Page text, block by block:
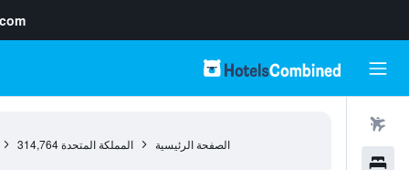
الصفحة الرئيسية المملكة المتحدة 314,764